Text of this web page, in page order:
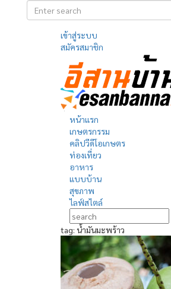
เข้าสู่ระบบ
สมัครสมาชิก
หน้าแรก
เกษตรกรรม
คลิปวีดีโอเกษตร
ท่องเที่ยว
อาหาร
แบบบ้าน
สุขภาพ
ไลฟ์สไตล์
tag: น้ำมันมะพร้าว